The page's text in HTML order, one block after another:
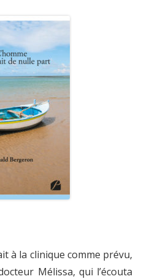
à la clinique comme prévu,
Mélissa, qui l’écouta